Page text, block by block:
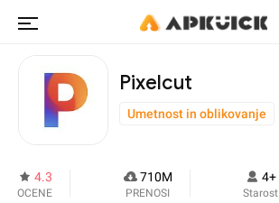
Pixelcut
Umetnost in oblikovanje
4.3
OCENE
710M
PRENOSI
4+
Starost